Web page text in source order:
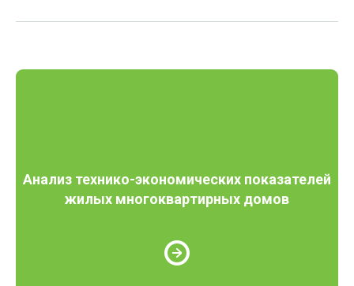
Анализ технико-экономических показателей
жилых многоквартирных домов